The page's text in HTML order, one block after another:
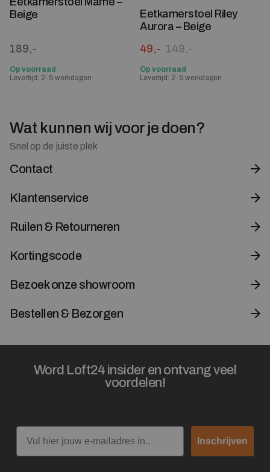
Beige
189,-
Op voorraad
Levertijd: 2-5 werkdagen
Eetkamerstoel Riley
Aurora – Beige
149,-
Oorspronkelijke prijs
49,-
Huidige prijs is: 49,-.
Op voorraad
Levertijd: 2-5 werkdagen
Wat kunnen wij voor je doen?
Snel op de juiste plek
Contact
Klantenservice
Ruilen & Retourneren
Kortingscode
Bezoek onze showroom
Bestellen & Bezorgen
Word Loft24 insider en ontvang veel
voordelen!
Email
Inschrijven